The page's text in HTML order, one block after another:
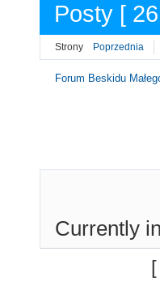
Posty [
Strony Poprzednia
Forum Beskidu
Currently